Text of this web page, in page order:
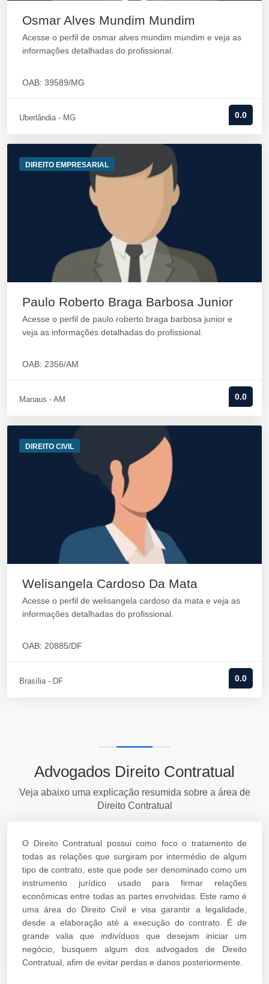
Osmar Alves Mundim Mundim
Acesse o perfil de osmar alves mundim mundim e veja as
informações detalhadas do profissional.
OAB: 39589/MG
Uberlândia - MG 0.0
DIREITO EMPRESARIAL
Paulo Roberto Braga Barbosa Junior
Acesse o perfil de paulo roberto braga barbosa junior e
veja as informações detalhadas do profissional.
OAB: 2356/AM
Manaus - AM 0.0
DIREITO CIVIL
Welisangela Cardoso Da Mata
Acesse o perfil de welisangela cardoso da mata e veja as
informações detalhadas do profissional.
OAB: 20885/DF
Brasília - DF 0.0
Advogados Direito Contratual
Veja abaixo uma explicação resumida sobre a área de
Direito Contratual
O Direito Contratual possui como foco o tratamento de
todas as relações que surgiram por intermédio de algum
tipo de contrato, este que pode ser denominado como um
instrumento jurídico usado para firmar relações
econômicas entre todas as partes envolvidas. Este ramo é
uma área do Direito Civil e visa garantir a legalidade,
desde a elaboração até a execução do contrato. É de
grande valia que indivíduos que desejam iniciar um
negócio, busquem algum dos advogados de Direito
Contratual, afim de evitar perdas e danos posteriormente.